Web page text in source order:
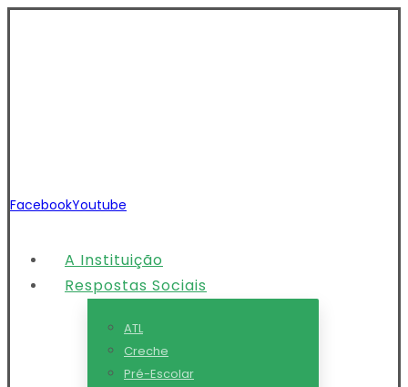
FacebookYoutube
A Instituição
Respostas Sociais
ATL
Creche
Pré-Escolar